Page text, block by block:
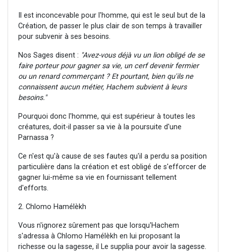
Il est inconcevable pour l'homme, qui est le seul but de la
Création, de passer le plus clair de son temps à travailler
pour subvenir à ses besoins.
Nos Sages disent : "Avez-vous déjà vu un lion obligé de se
faire porteur pour gagner sa vie, un cerf devenir fermier
ou un renard commerçant ? Et pourtant, bien qu'ils ne
connaissent aucun métier, Hachem subvient à leurs
besoins."
Pourquoi donc l'homme, qui est supérieur à toutes les
créatures, doit-il passer sa vie à la poursuite d'une
Parnassa ?
Ce n'est qu'à cause de ses fautes qu'il a perdu sa position
particulière dans la création et est obligé de s'efforcer de
gagner lui-même sa vie en fournissant tellement
d'efforts.
2. Chlomo Hamélèkh
Vous n'ignorez sûrement pas que lorsqu'Hachem
s'adressa à Chlomo Hamélèkh en lui proposant la
richesse ou la sagesse, il Le supplia pour avoir la sagesse.